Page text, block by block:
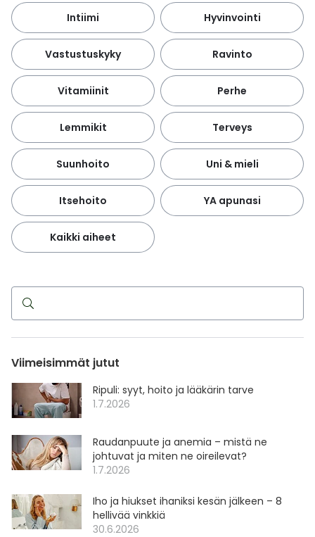
Intiimi Hyvinvointi
Vastustuskyky Ravinto
Vitamiinit Perhe
Lemmikit Terveys
Suunhoito Uni & mieli
Itsehoito YA apunasi
Kaikki aiheet
Haku
Viimeisimmät jutut
Ripuli: syyt, hoito ja lääkärin tarve
1.7.2026
Raudanpuute ja anemia – mistä ne
johtuvat ja miten ne oireilevat?
1.7.2026
Iho ja hiukset ihaniksi kesän jälkeen – 8
hellivää vinkkiä
30.6.2026